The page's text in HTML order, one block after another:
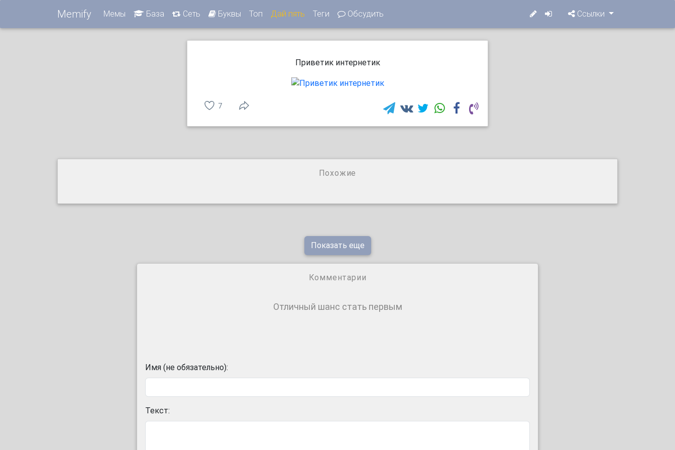
Memify Мемы База Сеть Буквы Топ Дай пять Теги Обсудить Ссылки
Приветик интернетик
7
Похожие
Показать еще
Комментарии
Отличный шанс стать первым
Имя (не обязательно):
Текст: